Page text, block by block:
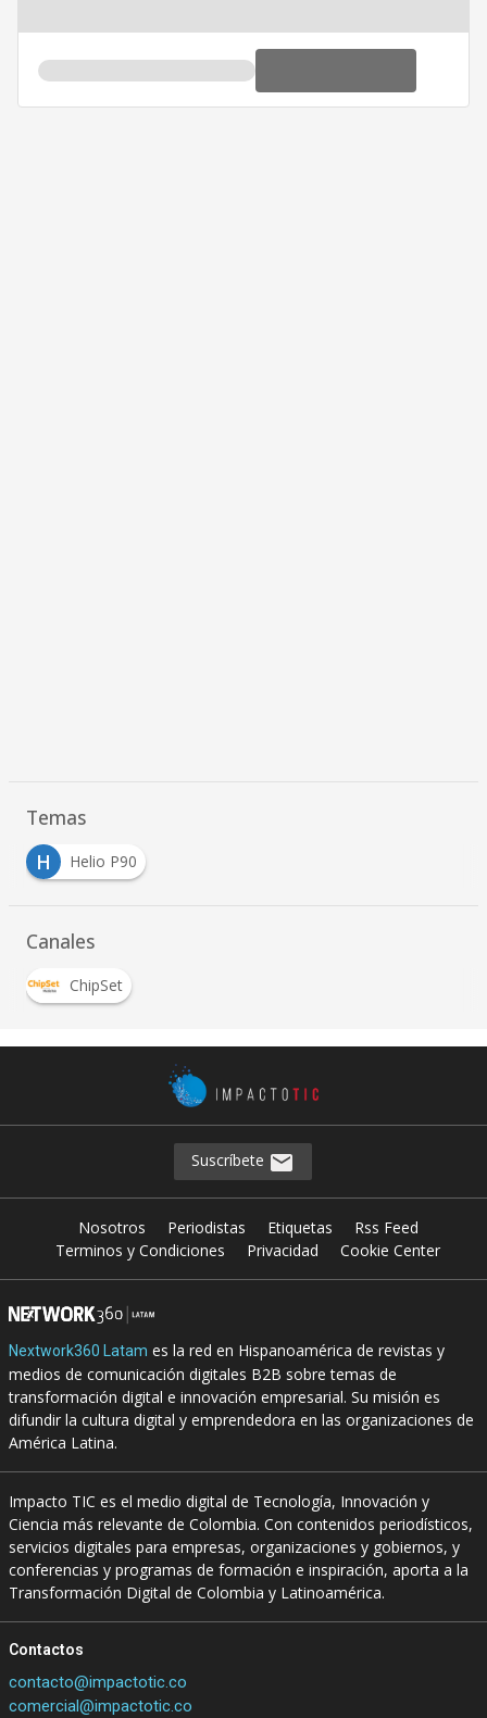
Temas
H
Helio P90
Canales
ChipSet
Suscríbete
Nosotros Periodistas Etiquetas
Rss Feed
Terminos y Condiciones
Privacidad Cookie Center
Nextwork360 Latam es la red en Hispanoamérica de revistas y
medios de comunicación digitales B2B sobre temas de
transformación digital e innovación empresarial. Su misión es
difundir la cultura digital y emprendedora en las organizaciones de
América Latina.
Impacto TIC es el medio digital de Tecnología, Innovación y
Ciencia más relevante de Colombia. Con contenidos periodísticos,
servicios digitales para empresas, organizaciones y gobiernos, y
conferencias y programas de formación e inspiración, aporta a la
Transformación Digital de Colombia y Latinoamérica.
Contactos
contacto@impactotic.co
comercial@impactotic.co